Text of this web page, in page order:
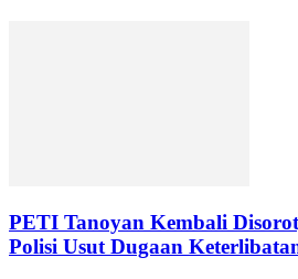
PETI Tanoyan Kembali
Polisi Usut Dugaan